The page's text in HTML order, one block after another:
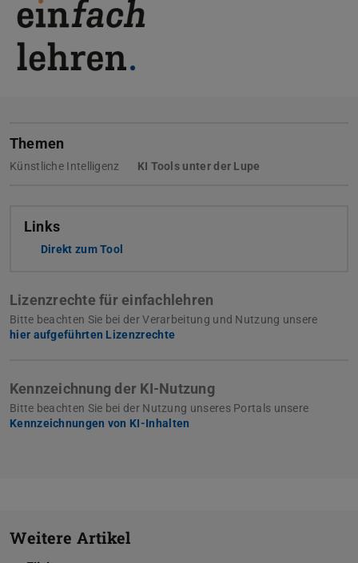
Themen
Künstliche Intelligenz KI Tools unter der Lupe
Links
Direkt zum Tool
Lizenzrechte für einfachlehren
Bitte beachten Sie bei der Verarbeitung und Nutzung unsere
hier aufgeführten Lizenzrechte
Kennzeichnung der KI-Nutzung
Bitte beachten Sie bei der Nutzung unseres Portals unsere
Kennzeichnungen von KI-Inhalten
Weitere Artikel